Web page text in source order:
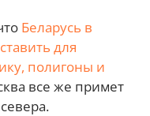
Беларусь в
для
полигоны и
все же примет